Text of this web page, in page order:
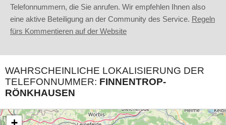
Telefonnummern, die Sie anrufen. Wir empfehlen Ihnen also
eine aktive Beteiligung an der Community des Service. Regeln
fürs Kommentieren auf der Website
WAHRSCHEINLICHE LOKALISIERUNG DER
TELEFONNUMMER: FINNENTROP-
RÖNKHAUSEN